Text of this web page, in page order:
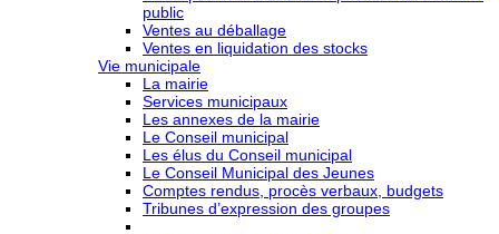
public
Ventes au déballage
Ventes en liquidation des stocks
Vie municipale
La mairie
Services municipaux
Les annexes de la mairie
Le Conseil municipal
Les élus du Conseil municipal
Le Conseil Municipal des Jeunes
Comptes rendus, procès verbaux, budgets
Tribunes d’expression des groupes